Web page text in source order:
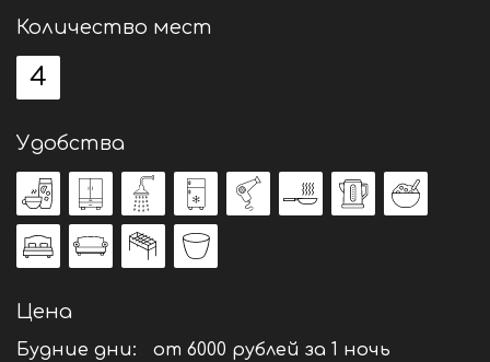
Количество мест
4
Удобства
Цена
Будние дни:
от 6000 рублей за 1 ночь